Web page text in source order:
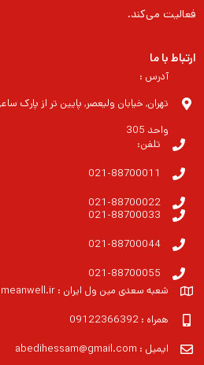
فعالیت می‌کند.
ارتباط با ما
آدرس :
واحد 305
تلفن:
021-88700011
021-88700022
021-88700033
021-88700044
021-88700055
شعبه سعدی مین ول ایران : meanwell.ir
همراه : 09122366392
ایمیل : abedihessam@gmail.com